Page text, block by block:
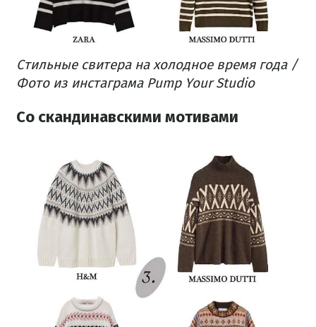
Стильные свитера на холодное время года /
Фото из инстаграма Pump Your Studio
Со скандинавскими мотивами